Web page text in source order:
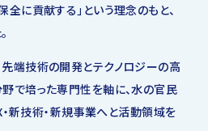
全に貢献する」という理念のもと、
端技術の開発とテクノロジーの高
で培った専門性を軸に、水の官民
・新技術・新規事業へと活動領域を